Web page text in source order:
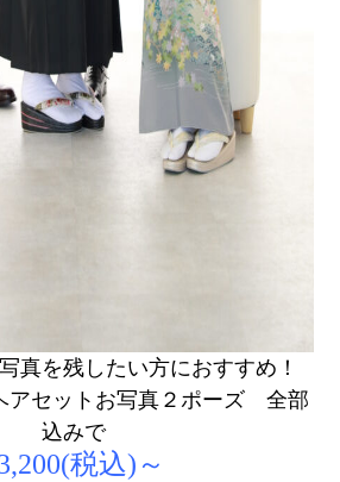
真を残したい方におすすめ！
アセットお写真２ポーズ 全部
込みで
税込)～